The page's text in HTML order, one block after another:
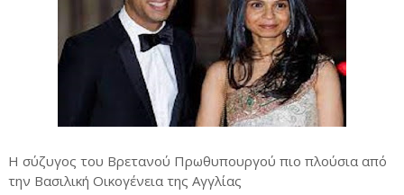
Η σύζυγος του Βρετανού Πρωθυπουργού πιο πλούσια από
την Βασιλική Οικογένεια της Αγγλίας